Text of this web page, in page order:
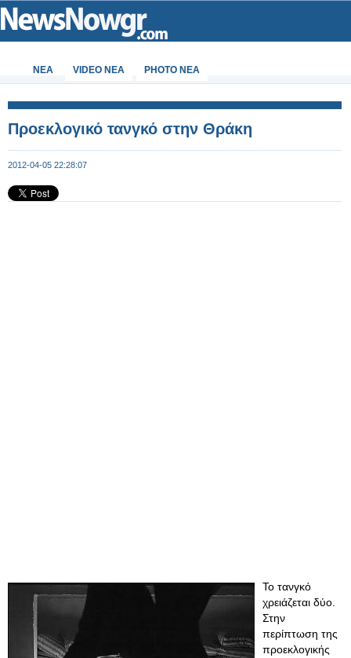
ΝΕΑ VIDEO NEA PHOTO NEA
Προεκλογικό τανγκό στην Θράκη
2012-04-05 22:28:07
Το τανγκό
χρειάζεται δύο.
Στην
περίπτωση της
προεκλογικής